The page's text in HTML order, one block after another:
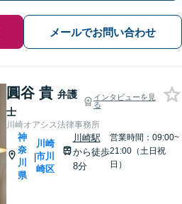
メールでお問い合わせ
圓谷 貴 弁護
士
インタビューを見
る
川崎オアシス法律事務所
神
奈
川
県
|
川崎
市川
崎区
川崎駅
から徒歩
8分
営業時間：09:00~
21:00（土日祝
日）